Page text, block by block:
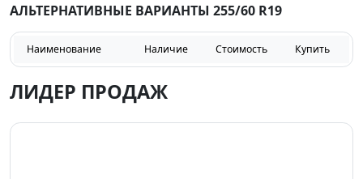
АЛЬТЕРНАТИВНЫЕ ВАРИАНТЫ 255/60 R19
Наименование Наличие Стоимость Купить
ЛИДЕР ПРОДАЖ